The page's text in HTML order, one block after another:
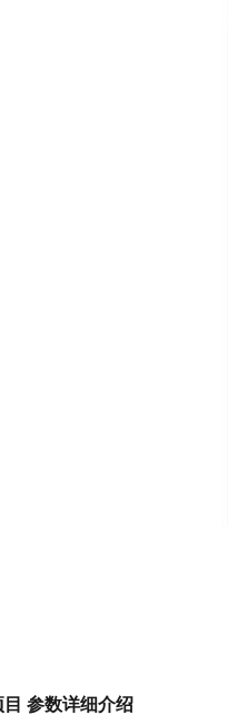
参数详细介绍